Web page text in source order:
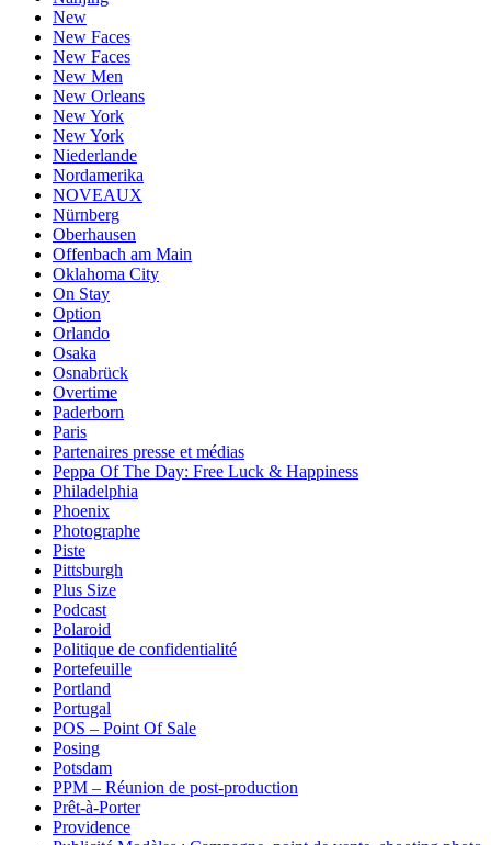
New
New Faces
New Faces
New Men
New Orleans
New York
New York
Niederlande
Nordamerika
NOVEAUX
Nürnberg
Oberhausen
Offenbach am Main
Oklahoma City
On Stay
Option
Orlando
Osaka
Osnabrück
Overtime
Paderborn
Paris
Partenaires presse et médias
Peppa Of The Day: Free Luck & Happiness
Philadelphia
Phoenix
Photographe
Piste
Pittsburgh
Plus Size
Podcast
Polaroid
Politique de confidentialité
Portefeuille
Portland
Portugal
POS – Point Of Sale
Posing
Potsdam
PPM – Réunion de post-production
Prêt-à-Porter
Providence